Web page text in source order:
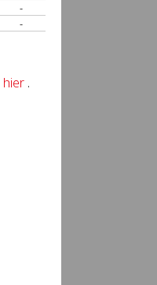
-
-
hier .